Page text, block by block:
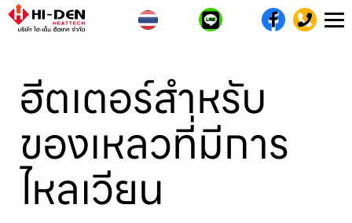
ฮีตเตอร์สำหรับ
ของเหลวที่มีการ
ไหลเวียน